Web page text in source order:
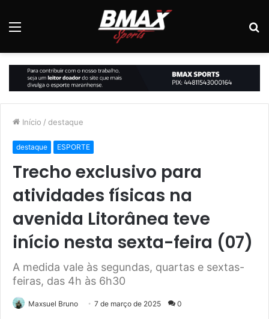
Início / destaque
destaque ESPORTE
Trecho exclusivo para
atividades físicas na
avenida Litorânea teve
início nesta sexta-feira (07)
A medida vale às segundas, quartas e sextas-
feiras, das 4h às 6h30
Maxsuel Bruno 7 de março de 2025 0